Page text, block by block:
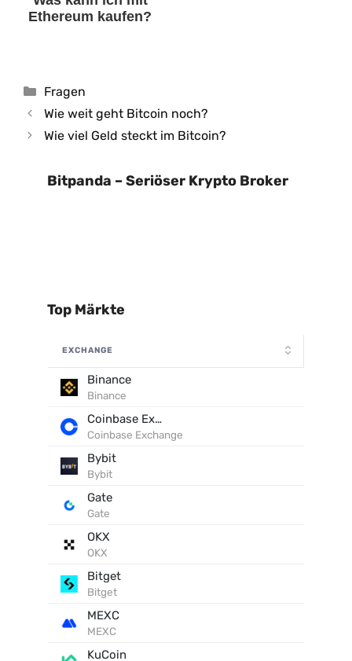
Ethereum kaufen?
Kategorien
Fragen
Wie weit geht Bitcoin noch?
Wie viel Geld steckt im Bitcoin?
Bitpanda – Seriöser Krypto Broker
Top Märkte
EXCHANGE
Binance
Binance
Coinbase Exchange
Coinbase Exchange
Bybit
Bybit
Gate
Gate
OKX
OKX
Bitget
Bitget
MEXC
MEXC
KuCoin